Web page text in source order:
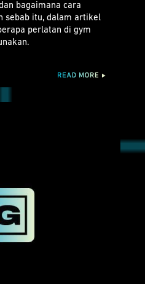
bagaimana cara
sebab itu, dalam artikel
perlatan di gym